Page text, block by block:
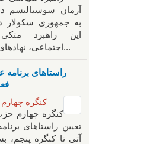
آرمان سوسیالیسم
به جمهوری سکولار
این راهبرد
اجتماعی، نهادهای مدنی و خیزش‌...
راستاهای
کنگره
کنگره چهارم
تعیین راستاهای
آتی تا کنگره پنجم،